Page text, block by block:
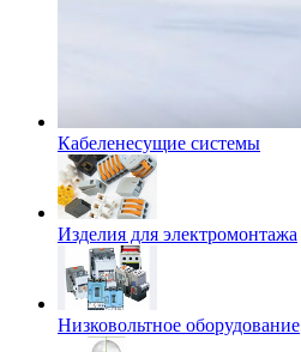
Кабеленесущие системы
Изделия для электромонтажа
Низковольтное оборудование